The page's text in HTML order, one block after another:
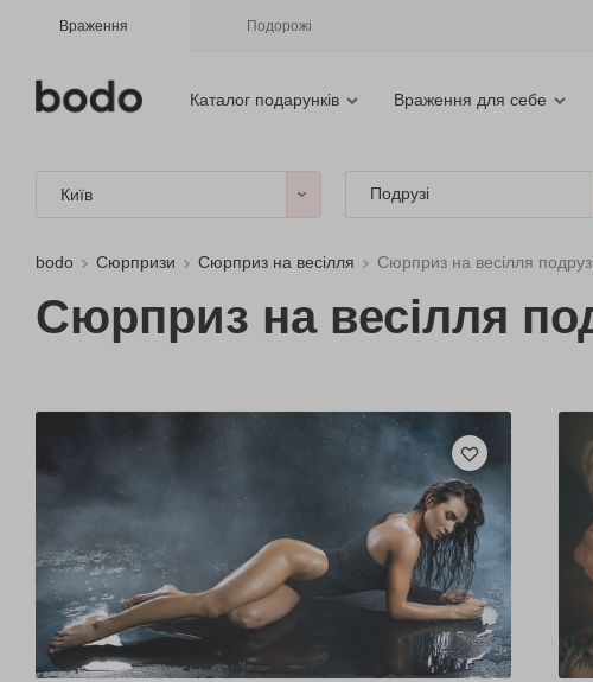
Враження Подорожі
Каталог подарунків Враження для себе
Київ Подрузі
bodo Сюрпризи Сюрприз на весілля Сюрприз на весілля подрузі
Сюрприз на весілля